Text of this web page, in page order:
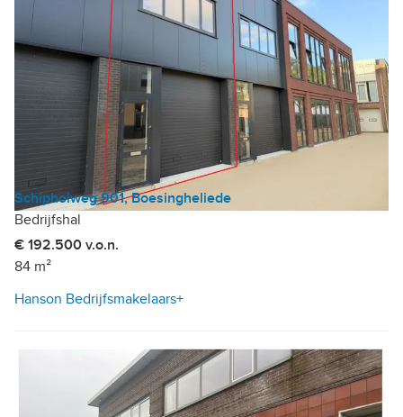
Schipholweg 901, Boesingheliede
Bedrijfshal
€ 192.500 v.o.n.
84 m²
Hanson Bedrijfsmakelaars+